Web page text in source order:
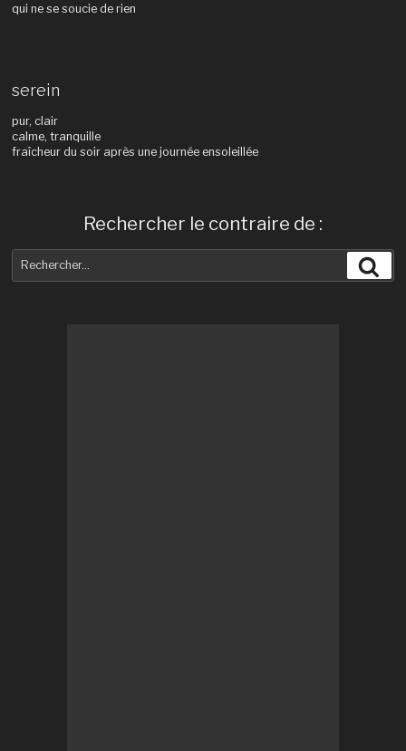
qui ne se soucie de rien
serein
pur, clair
calme, tranquille
fraîcheur du soir après une journée ensoleillée
Rechercher le contraire de :
pour